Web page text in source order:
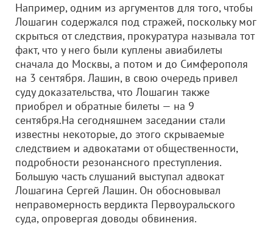
Например, одним из аргументов для того, чтобы
Лошагин содержался под стражей, поскольку мог
скрыться от следствия, прокуратура называла тот
факт, что у него были куплены авиабилеты
сначала до Москвы, а потом и до Симферополя
на 3 сентября. Лашин, в свою очередь привел
суду доказательства, что Лошагин также
приобрел и обратные билеты — на 9
сентября.На сегодняшнем заседании стали
известны некоторые, до этого скрываемые
следствием и адвокатами от общественности,
подробности резонансного преступления.
Большую часть слушаний выступал адвокат
Лошагина Сергей Лашин. Он обосновывал
неправомерность вердикта Первоуральского
суда, опровергая доводы обвинения.